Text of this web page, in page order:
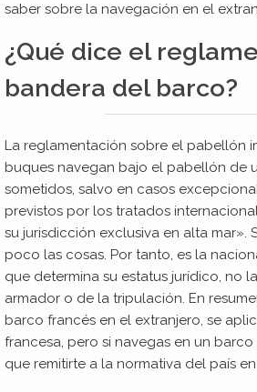
saber sobre la navegación en el
¿Qué dice el
bandera del barco?
La reglamentación sobre el pabellón
buques navegan bajo el pabellón de
sometidos, salvo en casos
previstos por los tratados
su jurisdicción exclusiva en alta mar».
poco las cosas. Por tanto, es la
que determina su estatus jurídico, no
armador o de la tripulación. En
barco francés en el extranjero, se
francesa, pero si navegas en un
que remitirte a la normativa del país